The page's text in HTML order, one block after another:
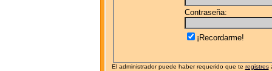
Contraseña:
¡Recordarme!
El administrador puede haber requerido que te registres